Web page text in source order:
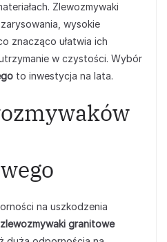
Zlewozmywaki
wysokie
znacząco ułatwia ich
w czystości. Wybór
to inwestycja na lata.
na uszkodzenia
zlewozmywaki granitowe